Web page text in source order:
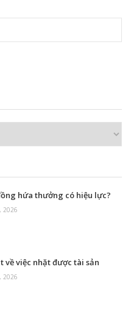
hứa thưởng có hiệu lực?
2026
về việc nhặt được tài sản
2026